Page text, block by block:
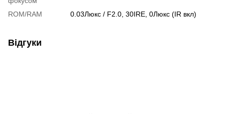
ROM/RAM 0.03Люкс / F2.0, 30IRE, 0Люкс (IR вкл)
Відгуки